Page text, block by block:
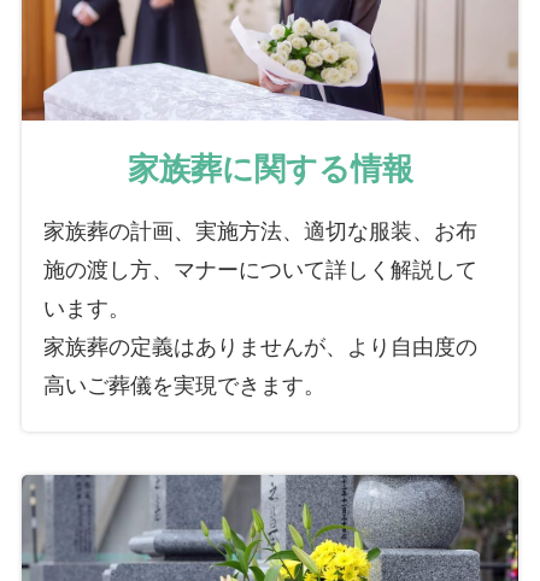
家族葬に関する情報
家族葬の計画、実施方法、適切な服装、お布
施の渡し方、マナーについて詳しく解説して
います。
家族葬の定義はありませんが、より自由度の
高いご葬儀を実現できます。